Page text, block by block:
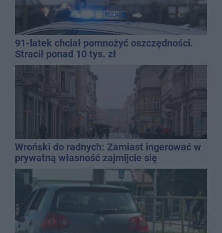
91-latek chciał pomnożyć oszczędności.
Stracił ponad 10 tys. zł
Wroński do radnych: Zamiast ingerować w
prywatną własność zajmijcie się
gospodarką